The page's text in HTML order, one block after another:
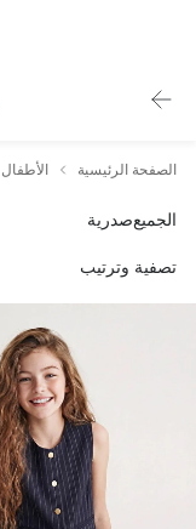
الصفحة الرئيسية الأطفال
الجميعصدرية
تصفية وترتيب